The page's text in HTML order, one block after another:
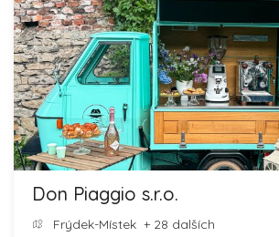
Don Piaggio s.r.o.
Frýdek-Místek + 28 dalších